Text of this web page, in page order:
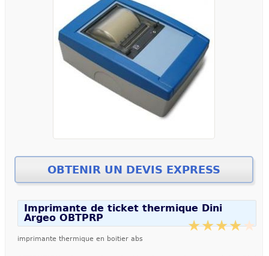
Imprimante de ticket thermique Dini
Argeo OBTPRP
imprimante thermique en boitier abs